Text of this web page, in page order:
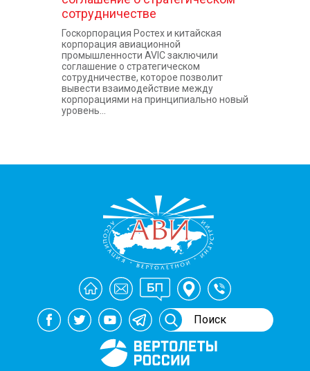
сотрудничестве
Госкорпорация Ростех и китайская
корпорация авиационной
промышленности AVIC заключили
соглашение о стратегическом
сотрудничестве, которое позволит
вывести взаимодействие между
корпорациями на принципиально новый
уровень...